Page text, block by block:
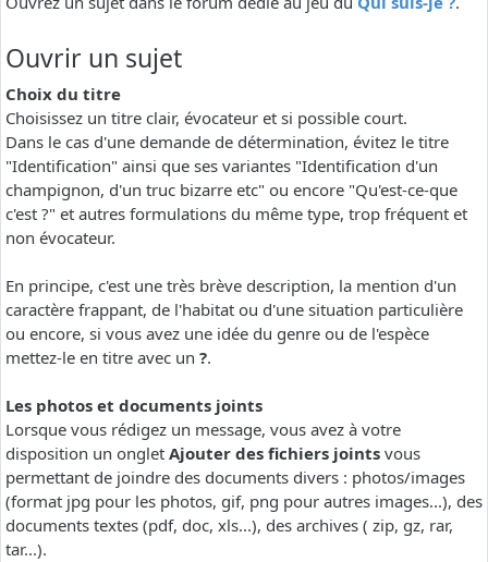
Ouvrir un sujet
Choix du titre
Choisissez un titre clair, évocateur et si possible court.
Dans le cas d'une demande de détermination, évitez le titre
"Identification" ainsi que ses variantes "Identification d'un
champignon, d'un truc bizarre etc" ou encore "Qu'est-ce-que
c'est ?" et autres formulations du même type, trop fréquent et
non évocateur.
En principe, c'est une très brève description, la mention d'un
caractère frappant, de l'habitat ou d'une situation particulière
ou encore, si vous avez une idée du genre ou de l'espèce
mettez-le en titre avec un ?.
Les photos et documents joints
Lorsque vous rédigez un message, vous avez à votre
disposition un onglet Ajouter des fichiers joints vous
permettant de joindre des documents divers : photos/images
(format jpg pour les photos, gif, png pour autres images...), des
documents textes (pdf, doc, xls...), des archives ( zip, gz, rar,
tar...).